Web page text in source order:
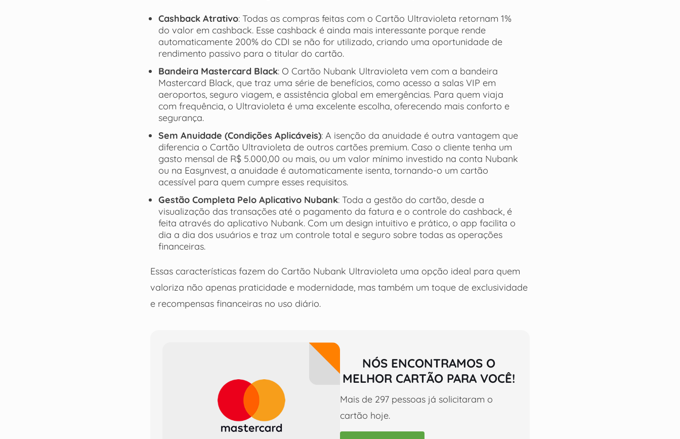
Cashback Atrativo: Todas as compras feitas com o Cartão Ultravioleta retornam 1%
do valor em cashback. Esse cashback é ainda mais interessante porque rende
automaticamente 200% do CDI se não for utilizado, criando uma oportunidade de
rendimento passivo para o titular do cartão.
Bandeira Mastercard Black: O Cartão Nubank Ultravioleta vem com a bandeira
Mastercard Black, que traz uma série de benefícios, como acesso a salas VIP em
aeroportos, seguro viagem, e assistência global em emergências. Para quem viaja
com frequência, o Ultravioleta é uma excelente escolha, oferecendo mais conforto e
segurança.
Sem Anuidade (Condições Aplicáveis): A isenção da anuidade é outra vantagem que
diferencia o Cartão Ultravioleta de outros cartões premium. Caso o cliente tenha um
gasto mensal de R$ 5.000,00 ou mais, ou um valor mínimo investido na conta Nubank
ou na Easynvest, a anuidade é automaticamente isenta, tornando-o um cartão
acessível para quem cumpre esses requisitos.
Gestão Completa Pelo Aplicativo Nubank: Toda a gestão do cartão, desde a
visualização das transações até o pagamento da fatura e o controle do cashback, é
feita através do aplicativo Nubank. Com um design intuitivo e prático, o app facilita o
dia a dia dos usuários e traz um controle total e seguro sobre todas as operações
financeiras.
Essas características fazem do Cartão Nubank Ultravioleta uma opção ideal para quem
valoriza não apenas praticidade e modernidade, mas também um toque de exclusividade
e recompensas financeiras no uso diário.
NÓS ENCONTRAMOS O
MELHOR CARTÃO PARA VOCÊ!
Mais de 297 pessoas já solicitaram o
cartão hoje.